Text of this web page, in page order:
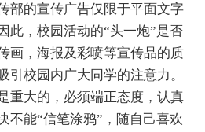
部的宣传广告仅限于平面文字
此，校园活动的“头一炮”是否
画，海报及彩喷等宣传品的质
引校园内广大同学的注意力。
重大的，必须端正态度，认真
不能“信笔涂鸦”，随自己喜欢